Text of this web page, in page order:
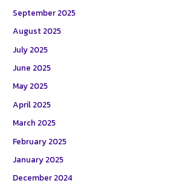
September 2025
August 2025
July 2025
June 2025
May 2025
April 2025
March 2025
February 2025
January 2025
December 2024